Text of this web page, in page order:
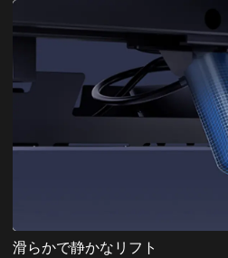
滑らかで静かなリフト